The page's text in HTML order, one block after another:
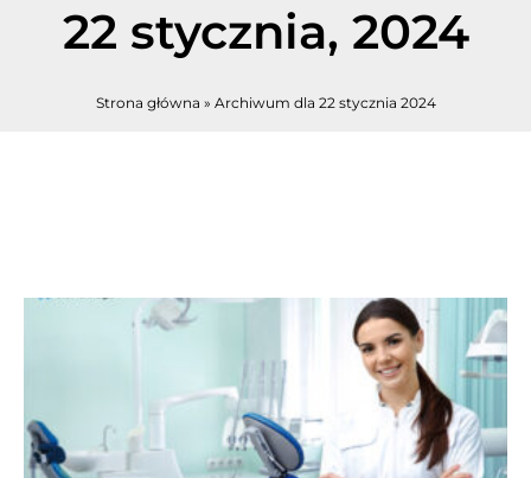
22 stycznia, 2024
Strona główna » Archiwum dla 22 stycznia 2024